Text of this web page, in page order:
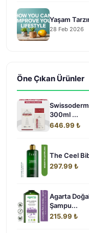
Yaşam
28 Feb 2026
Öne Çıkan Ürünler
Swissoderm
300ml ...
646.99 ₺
The Ceel
297.99 ₺
Agarta
Şampu...
215.99 ₺